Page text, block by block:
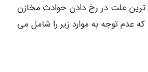
ترین علت در رخ دادن حوادث مخازن
عدم توجه به موارد زیر را شامل می